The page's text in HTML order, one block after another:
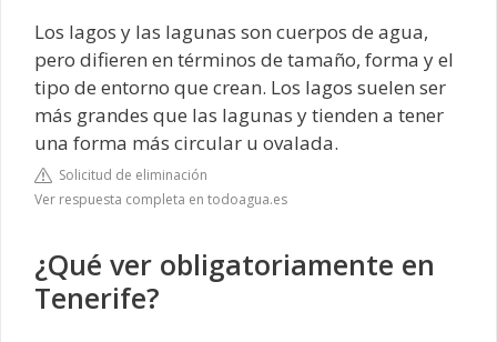
Los lagos y las lagunas son cuerpos de agua,
pero difieren en términos de tamaño, forma y el
tipo de entorno que crean. Los lagos suelen ser
más grandes que las lagunas y tienden a tener
una forma más circular u ovalada.
Solicitud de eliminación
Ver respuesta completa en todoagua.es
¿Qué ver obligatoriamente en
Tenerife?